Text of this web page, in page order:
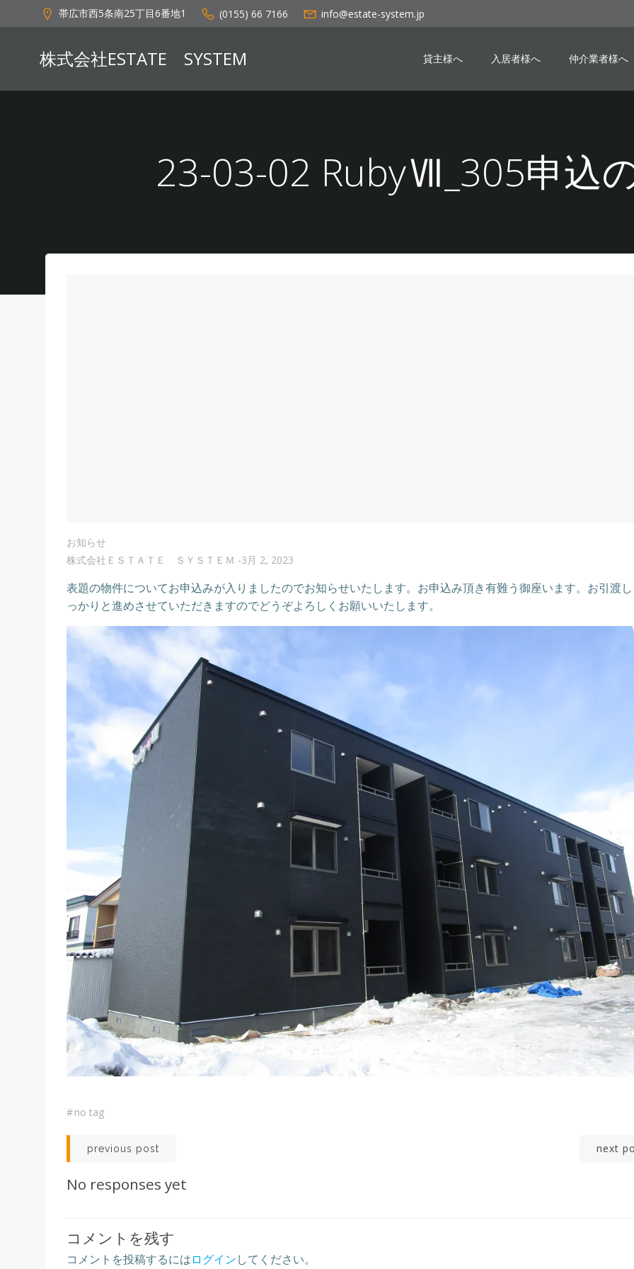
ン
へ
帯広市西5条南25丁目6番地1 (0155) 66 7166 info@estate-system.jp
株式会社ESTATE SYSTEM 貸主様へ 入居者様へ 仲介業者様へ
23-03-02 RubyⅦ_305申込
お知らせ
株式会社ＥＳＴＡＴＥ ＳＹＳＴＥＭ -3月 2, 2023
表題の物件についてお申込みが入りましたのでお知らせいたします。お申込み頂き有難う御座います。お引渡
っかりと進めさせていただきますのでどうぞよろしくお願いいたします。
#no tag
Post
navigation
previous post next
No responses yet
コメントを残す
コメントを投稿するにはログインしてください。